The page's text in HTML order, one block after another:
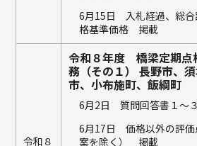
6月15日 入札経過、総合
格基準価格 掲載
令和８
令和８年度 橋梁定期点
務（その１） 長野市、
市、小布施町、飯綱町
6月2日 質問回答書１～
6月17日 価格以外の評価
案を除く） 掲載